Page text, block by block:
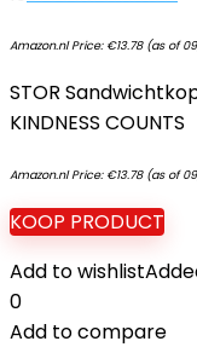
Amazon.nl Price: €13.78(as of
STOR
KINDNESS COUNTS
Amazon.nl Price: €13.78(as of
KOOP PRODUCT
Add to wishlist
0
Add to compare